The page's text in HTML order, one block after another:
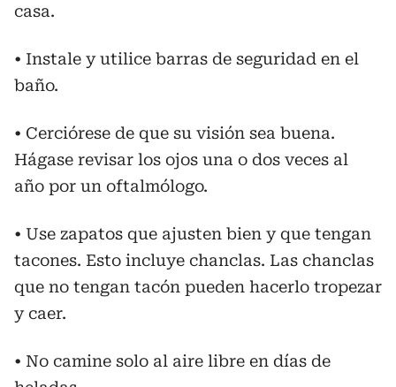
casa.
• Instale y utilice barras de seguridad en el
baño.
• Cerciórese de que su visión sea buena.
Hágase revisar los ojos una o dos veces al
año por un oftalmólogo.
• Use zapatos que ajusten bien y que tengan
tacones. Esto incluye chanclas. Las chanclas
que no tengan tacón pueden hacerlo tropezar
y caer.
• No camine solo al aire libre en días de